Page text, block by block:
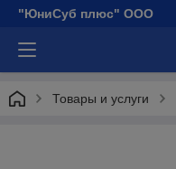
"ЮниСуб плюс" ООО
Товары и услуги